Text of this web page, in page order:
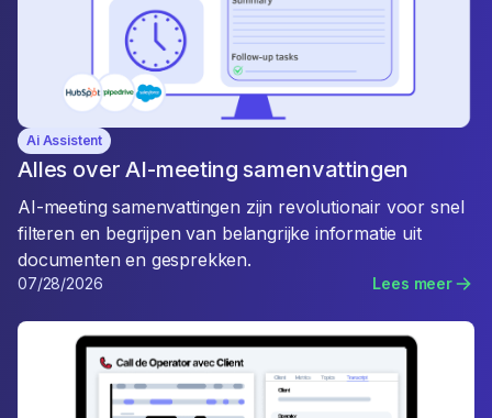
Ai Assistent
Alles over AI-meeting samenvattingen
AI-meeting samenvattingen zijn revolutionair voor snel
filteren en begrijpen van belangrijke informatie uit
documenten en gesprekken.
07/28/2026 Lees meer